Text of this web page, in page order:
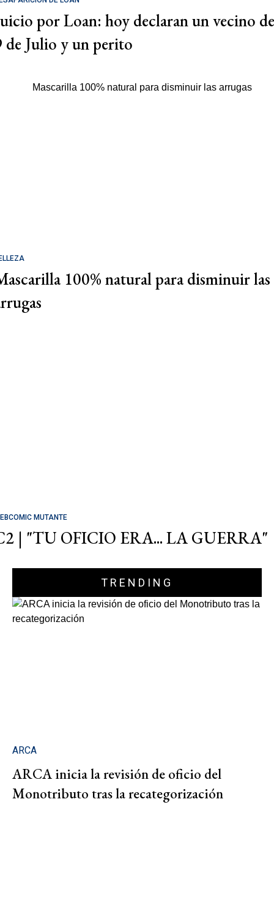
por Loan: hoy declaran un vecino de
de Julio y un perito
100% natural para disminuir las
MUTANTE
| "TU OFICIO ERA... LA GUERRA"
TRENDING
ARCA
ARCA inicia la revisión de oficio del
Monotributo tras la recategorización